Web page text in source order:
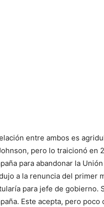
entre ambos es
pero lo traicionó en
para abandonar la
a la renuncia del primer
para jefe de gobierno.
Este acepta, pero